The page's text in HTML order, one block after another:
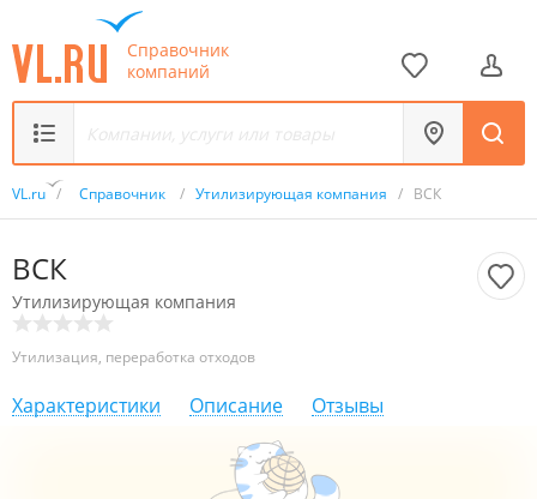
Справочник
компаний
VL.ru / Справочник / Утилизирующая компания / ВСК
ВСК
Утилизирующая компания
Утилизация, переработка отходов
Характеристики Описание Отзывы